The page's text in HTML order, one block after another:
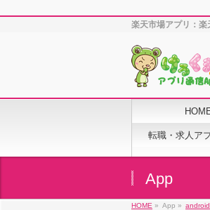
楽天市場アプリ：
転職・求人ア
App
HOME » App » android